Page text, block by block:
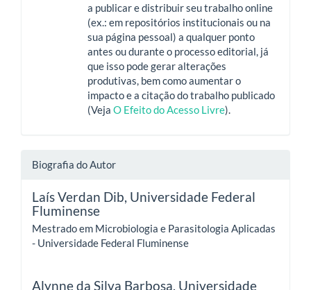
a publicar e distribuir seu trabalho online
(ex.: em repositórios institucionais ou na
sua página pessoal) a qualquer ponto
antes ou durante o processo editorial, já
que isso pode gerar alterações
produtivas, bem como aumentar o
impacto e a citação do trabalho publicado
(Veja O Efeito do Acesso Livre).
Biografia do Autor
Laís Verdan Dib, Universidade Federal
Fluminense
Mestrado em Microbiologia e Parasitologia Aplicadas
- Universidade Federal Fluminense
Alynne da Silva Barbosa, Universidade